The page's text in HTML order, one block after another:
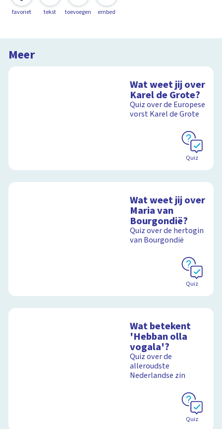
favoriet tekst toevoegen embed
Meer
Wat weet jij over
Karel de Grote?
Quiz over de Europese
vorst Karel de Grote
Quiz
Wat weet jij over
Maria van
Bourgondië?
Quiz over de hertogin
van Bourgondië
Quiz
Wat betekent
'Hebban olla
vogala'?
Quiz over de
alleroudste
Nederlandse zin
Quiz